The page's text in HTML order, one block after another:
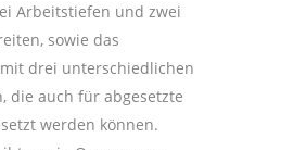
Arbeitstiefen und zwei
sowie das
drei unterschiedlichen
die auch für abgesetzte
werden können.